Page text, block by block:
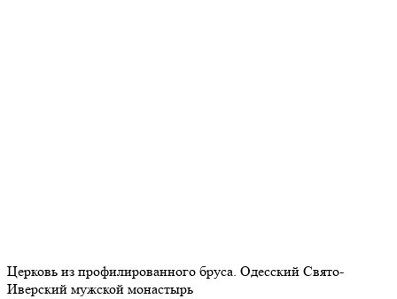
Церковь из профилированного бруса. Одесский Свято-
Иверский мужской монастырь